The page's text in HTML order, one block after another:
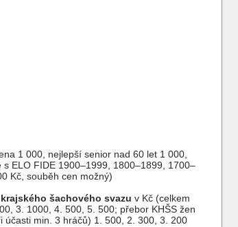
1 000, nejlepší senior nad 60 let 1 000,
ELO FIDE 1900–1999, 1800–1899, 1700–
Kč, souběh cen možný)
šachového svazu v Kč (celkem
3. 1000, 4. 500, 5. 500; přebor KHŠS žen
účasti min. 3 hráčů) 1. 500, 2. 300, 3. 200